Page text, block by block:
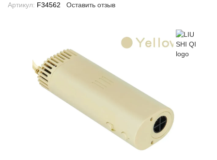
Артикул: F34562 Оставить отзыв